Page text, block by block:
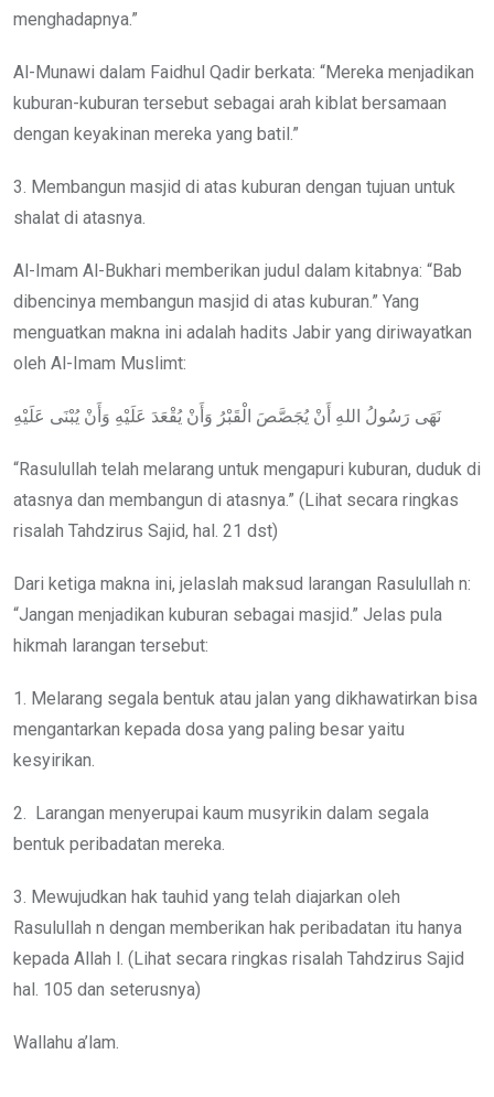
menghadapnya.”
Al-Munawi dalam Faidhul Qadir berkata: “Mereka menjadikan
kuburan-kuburan tersebut sebagai arah kiblat bersamaan
dengan keyakinan mereka yang batil.”
3. Membangun masjid di atas kuburan dengan tujuan untuk
shalat di atasnya.
Al-Imam Al-Bukhari memberikan judul dalam kitabnya: “Bab
dibencinya membangun masjid di atas kuburan.” Yang
menguatkan makna ini adalah hadits Jabir yang diriwayatkan
oleh Al-Imam Muslimt:
نَهَى رَسُولُ اللهِ أَنْ يُجَصَّصَ الْقَبْرُ وَأَنْ يُقْعَدَ عَلَيْهِ وَأَنْ يُبْنَى عَلَيْهِ
“Rasulullah telah melarang untuk mengapuri kuburan, duduk di
atasnya dan membangun di atasnya.” (Lihat secara ringkas
risalah Tahdzirus Sajid, hal. 21 dst)
Dari ketiga makna ini, jelaslah maksud larangan Rasulullah n:
“Jangan menjadikan kuburan sebagai masjid.” Jelas pula
hikmah larangan tersebut:
1. Melarang segala bentuk atau jalan yang dikhawatirkan bisa
mengantarkan kepada dosa yang paling besar yaitu
kesyirikan.
2. Larangan menyerupai kaum musyrikin dalam segala
bentuk peribadatan mereka.
3. Mewujudkan hak tauhid yang telah diajarkan oleh
Rasulullah n dengan memberikan hak peribadatan itu hanya
kepada Allah l. (Lihat secara ringkas risalah Tahdzirus Sajid
hal. 105 dan seterusnya)
Wallahu a’lam.